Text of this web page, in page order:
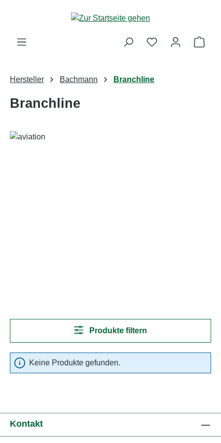
Zum Hauptinhalt springen
Hersteller Bachmann Branchline
Branchline
Produkte filtern
Keine Produkte gefunden.
Kontakt